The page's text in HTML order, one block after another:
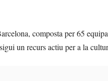
composta per 65
un recurs actiu per a la